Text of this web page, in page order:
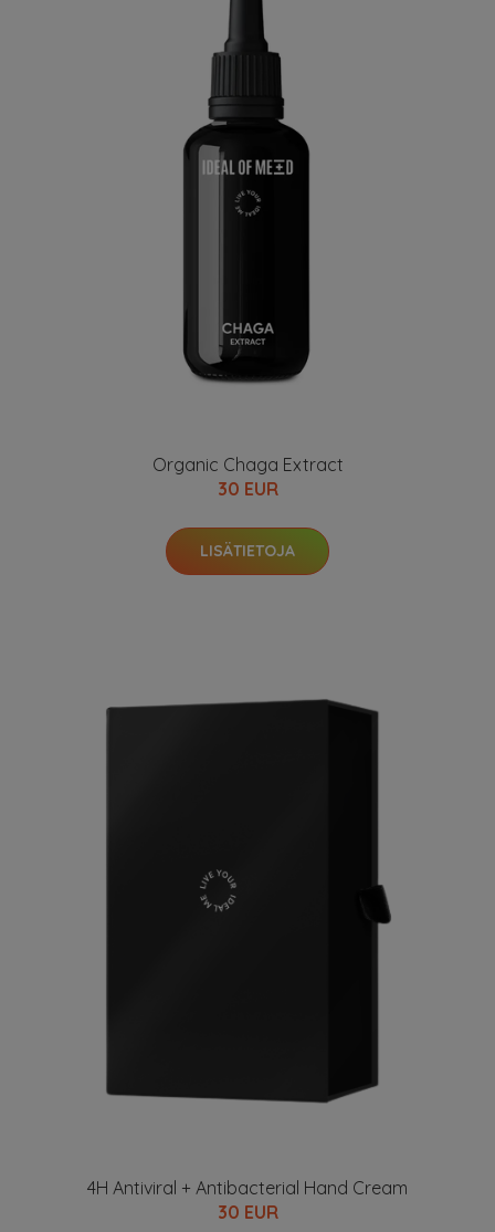
Organic Chaga Extract
30 EUR
LISÄTIETOJA
4H Antiviral + Antibacterial Hand Cream
30 EUR